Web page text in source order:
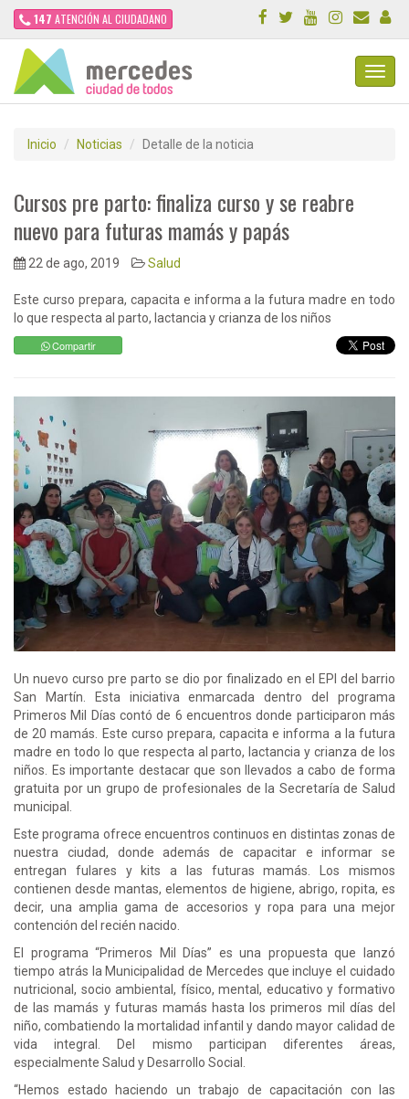
147 ATENCIÓN AL CIUDADANO
Inicio Noticias Detalle de la noticia
Cursos pre parto: finaliza curso y se reabre
nuevo para futuras mamás y papás
22 de ago, 2019 Salud
Este curso prepara, capacita e informa a la futura madre en todo
lo que respecta al parto, lactancia y crianza de los niños
Compartir
Un nuevo curso pre parto se dio por finalizado en el EPI del barrio
San Martín. Esta iniciativa enmarcada dentro del programa
Primeros Mil Días contó de 6 encuentros donde participaron más
de 20 mamás. Este curso prepara, capacita e informa a la futura
madre en todo lo que respecta al parto, lactancia y crianza de los
niños. Es importante destacar que son llevados a cabo de forma
gratuita por un grupo de profesionales de la Secretaría de Salud
municipal.
Este programa ofrece encuentros continuos en distintas zonas de
nuestra ciudad, donde además de capacitar e informar se
entregan fulares y kits a las futuras mamás. Los mismos
contienen desde mantas, elementos de higiene, abrigo, ropita, es
decir, una amplia gama de accesorios y ropa para una mejor
contención del recién nacido.
El programa “Primeros Mil Días” es una propuesta que lanzó
tiempo atrás la Municipalidad de Mercedes que incluye el cuidado
nutricional, socio ambiental, físico, mental, educativo y formativo
de las mamás y futuras mamás hasta los primeros mil días del
niño, combatiendo la mortalidad infantil y dando mayor calidad de
vida integral. Del mismo participan diferentes áreas,
especialmente Salud y Desarrollo Social.
“Hemos estado haciendo un trabajo de capacitación con las